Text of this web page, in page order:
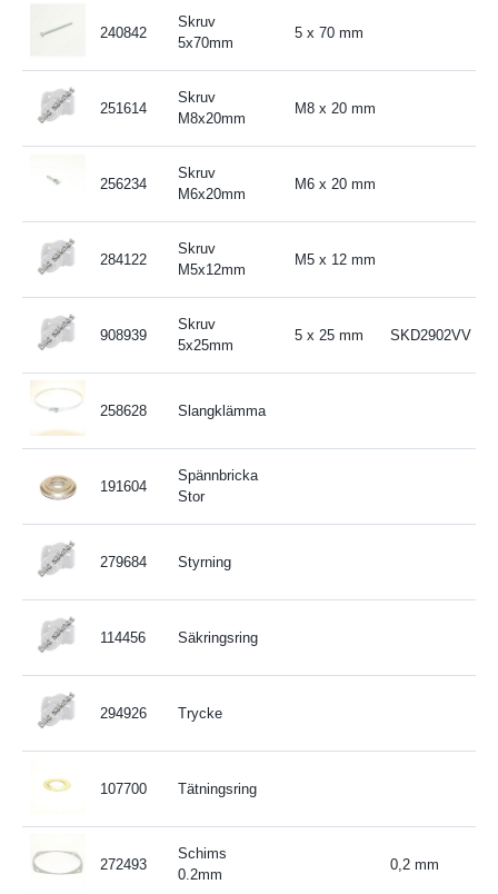
240842
Skruv
5x70mm
5 x 70 mm
251614
Skruv
M8x20mm
M8 x 20 mm
256234
Skruv
M6x20mm
M6 x 20 mm
284122
Skruv
M5x12mm
M5 x 12 mm
908939
Skruv
5x25mm
5 x 25 mm SKD2902VV
258628 Slangklämma
191604
Spännbricka
Stor
279684 Styrning
114456 Säkringsring
294926 Trycke
107700 Tätningsring
272493
Schims
0.2mm
0,2 mm